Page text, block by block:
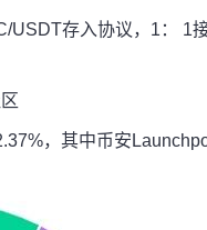
USDT存入协议，1： 1
，其中币安